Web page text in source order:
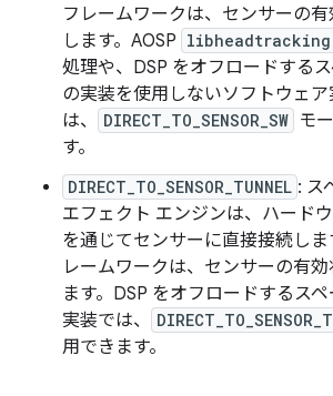
フレームワークは、センサーの
します。AOSP libheadtracking
処理や、DSP をオフロードする
の実装を使用しないソフトウェア
は、
DIRECT_TO_SENSOR_SW モ
す。
DIRECT_TO_SENSOR_TUNNEL : ス
エフェクト エンジンは、ハード
を通じてセンサーに直接接続しま
レームワークは、センサーの有
ます。DSP をオフロードするス
実装では、
用できます。